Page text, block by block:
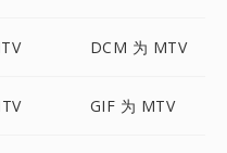
DCM 为 MTV
GIF 为 MTV